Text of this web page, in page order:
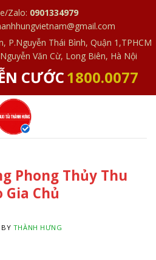
Zalo: 0901334979
P.Nguyễn Thái Bình, Quận 1,TPHCM
Văn Cừ, Long Biên, Hà Nội
CƯỚC1800.0077
Phong Thủy Thu
Gia Chủ
BY THÀNH HƯNG